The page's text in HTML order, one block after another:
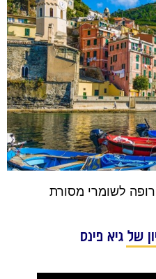
לשומרי מסורת
של גיא פינס